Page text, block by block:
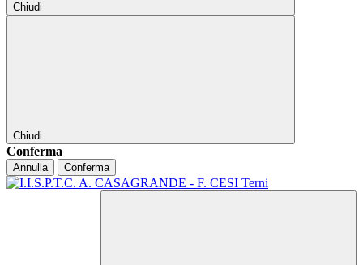
Chiudi
Chiudi
Conferma
Annulla Conferma